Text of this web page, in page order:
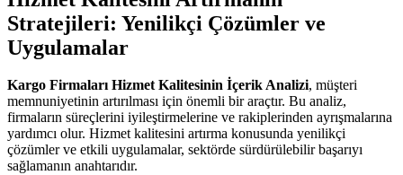
Stratejileri: Yenilikçi Çözümler ve
Uygulamalar
Kargo Firmaları Hizmet Kalitesinin İçerik Analizi, müşteri
memnuniyetinin artırılması için önemli bir araçtır. Bu analiz,
firmaların süreçlerini iyileştirmelerine ve rakiplerinden ayrışmalarına
yardımcı olur. Hizmet kalitesini artırma konusunda yenilikçi
çözümler ve etkili uygulamalar, sektörde sürdürülebilir başarıyı
sağlamanın anahtarıdır.